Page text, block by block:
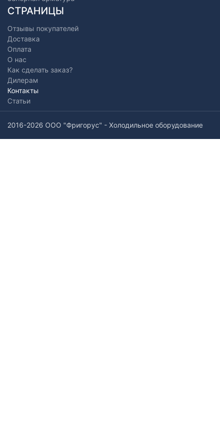
СТРАНИЦЫ
Отзывы покупателей
Доставка
Оплата
О нас
Как сделать заказ?
Дилерам
Контакты
Статьи
2016-2026 ООО "Фригорус" - Холодильное оборудование